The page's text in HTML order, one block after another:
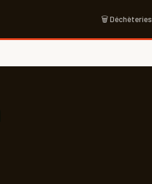
🗑 Déchèteries